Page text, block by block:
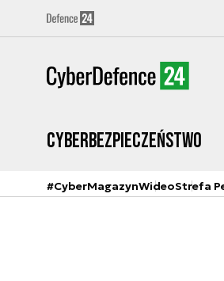
Cyberbezpieczeństwo
#CyberMagazynWideoStrefa